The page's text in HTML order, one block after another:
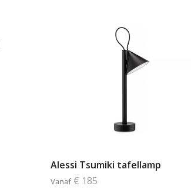
Alessi Tsumiki tafellamp
Vanaf € 185